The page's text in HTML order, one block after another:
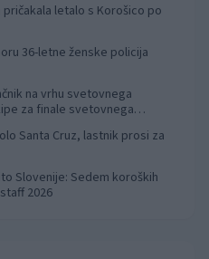
letalo s Korošico po
36-letne ženske policija
na vrhu svetovnega
za finale svetovnega
Santa Cruz, lastnik prosi za
Slovenije: Sedem koroških
2026